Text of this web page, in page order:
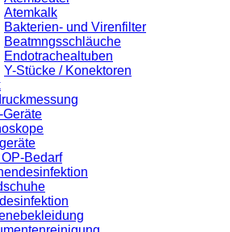
Atemkalk
Bakterien- und Virenfilter
Beatmngsschläuche
Endotrachealtuben
Y-Stücke / Konektoren
Geräte
Bedarf